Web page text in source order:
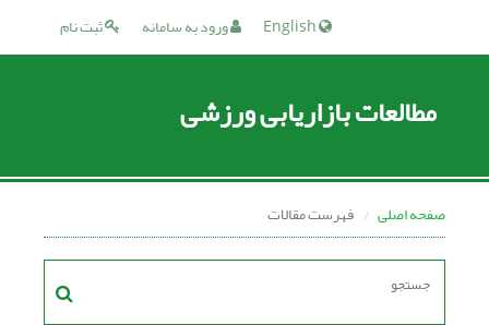
ثبت نام ورود به سامانه
مطالعات بازاریابی ورزشی
صفحه اصلی فهرست مقالات